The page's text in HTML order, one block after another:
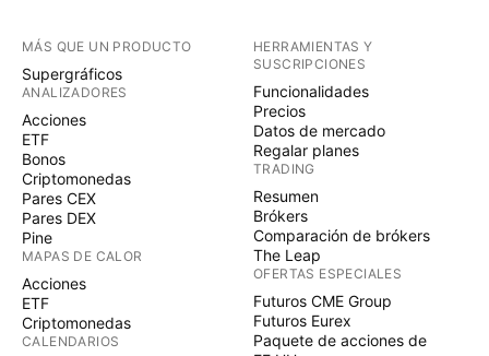
MÁS QUE UN PRODUCTO
Supergráficos
ANALIZADORES
Acciones
ETF
Bonos
Criptomonedas
Pares CEX
Pares DEX
Pine
MAPAS DE CALOR
Acciones
ETF
Criptomonedas
CALENDARIOS
HERRAMIENTAS Y
SUSCRIPCIONES
Funcionalidades
Precios
Datos de mercado
Regalar planes
TRADING
Resumen
Brókers
Comparación de brókers
The Leap
OFERTAS ESPECIALES
Futuros CME Group
Futuros Eurex
Paquete de acciones de